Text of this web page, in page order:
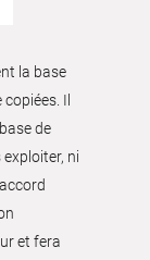
la base
Il
de
ni
et fera